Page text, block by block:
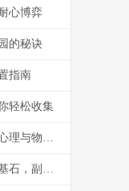
心博弈
的秘诀
指南
轻松收集
和平精英旋转陀螺是什么，战术博弈中的心理与物理轴心
我的世界黑帮仓库指令，帮派管理的秘密基石，副标题，指令构筑的地下秩序与财富堡垒